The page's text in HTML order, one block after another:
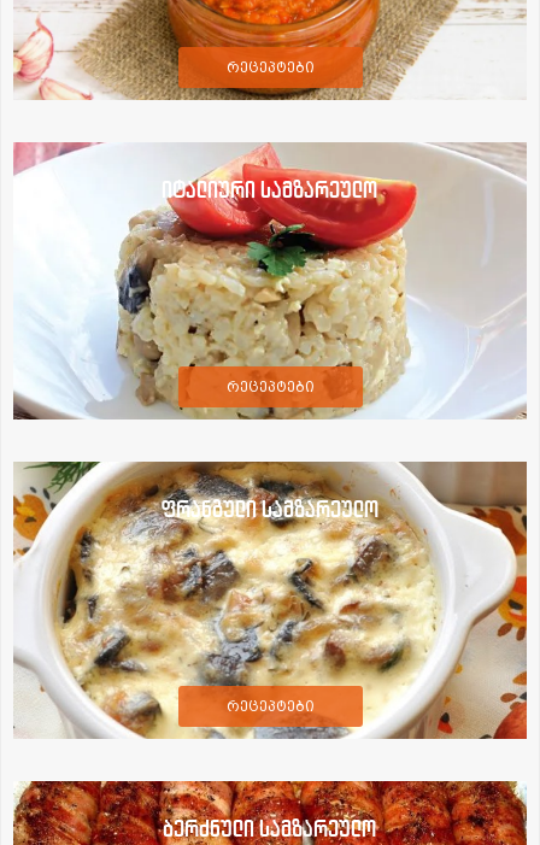
რეცეპტები
იტალიური სამზარეულო
რეცეპტები
ფრანგული სამზარეულო
რეცეპტები
ბერძნული სამზარეულო